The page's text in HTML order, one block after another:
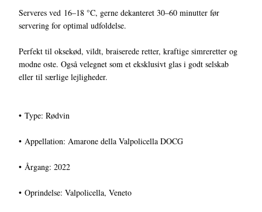
Serveres ved 16–18 °C, gerne dekanteret 30–60 minutter før
servering for optimal udfoldelse.
Perfekt til oksekød, vildt, braiserede retter, kraftige simreretter og
modne oste. Også velegnet som et eksklusivt glas i godt selskab
eller til særlige lejligheder.
• Type: Rødvin
• Appellation: Amarone della Valpolicella DOCG
• Årgang: 2022
• Oprindelse: Valpolicella, Veneto